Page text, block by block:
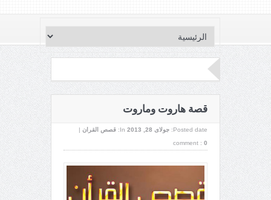
قصة هاروت وماروت
Posted date: جولای 28, 2013 In: قصص القران |
comment : 0